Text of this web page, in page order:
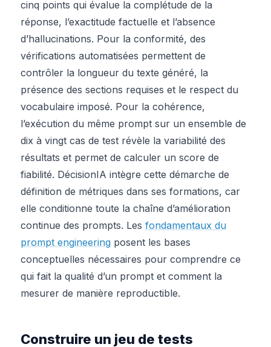
cinq points qui évalue la complétude de la
réponse, l’exactitude factuelle et l’absence
d’hallucinations. Pour la conformité, des
vérifications automatisées permettent de
contrôler la longueur du texte généré, la
présence des sections requises et le respect du
vocabulaire imposé. Pour la cohérence,
l’exécution du même prompt sur un ensemble de
dix à vingt cas de test révèle la variabilité des
résultats et permet de calculer un score de
fiabilité. DécisionIA intègre cette démarche de
définition de métriques dans ses formations, car
elle conditionne toute la chaîne d’amélioration
continue des prompts. Les fondamentaux du
prompt engineering posent les bases
conceptuelles nécessaires pour comprendre ce
qui fait la qualité d’un prompt et comment la
mesurer de manière reproductible.
Construire un jeu de tests